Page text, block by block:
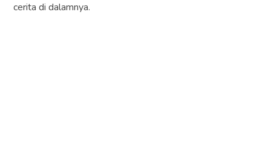
cerita di dalamnya.